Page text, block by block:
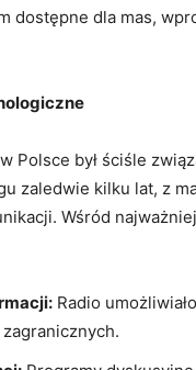
dostępne dla mas,
Polsce był ściśle
zaledwie kilku lat, z
Wśród
Radio